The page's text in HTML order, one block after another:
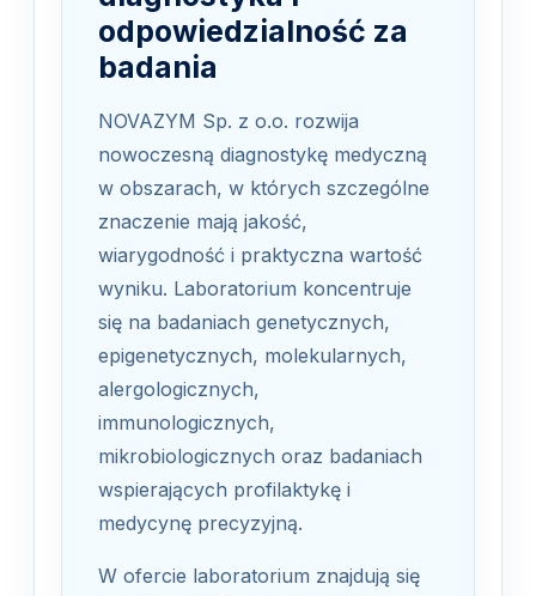
odpowiedzialność za
badania
NOVAZYM Sp. z o.o. rozwija
nowoczesną diagnostykę medyczną
w obszarach, w których szczególne
znaczenie mają jakość,
wiarygodność i praktyczna wartość
wyniku. Laboratorium koncentruje
się na badaniach genetycznych,
epigenetycznych, molekularnych,
alergologicznych,
immunologicznych,
mikrobiologicznych oraz badaniach
wspierających profilaktykę i
medycynę precyzyjną.
W ofercie laboratorium znajdują się